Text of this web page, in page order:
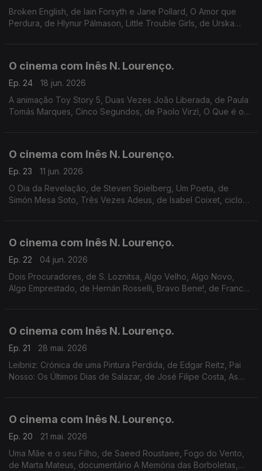
Broken English, de Iain Forsyth e Jane Pollard, O Amor que
Perdura, de Hlynur Pálmason, Little Trouble Girls, de Urska
O cinema com Inês N. Lourenço.
Ep. 24
18 jun. 2026
A animação Toy Story 5, Duas Vezes João Liberada, de Paula
Tomás Marques, Cinco Segundos, de Paolo Virzì, O Que é o
O cinema com Inês N. Lourenço.
Ep. 23
11 jun. 2026
O Dia da Revelação, de Steven Spielberg, Um Poeta, de
Simón Mesa Soto, Três Vezes Adeus, de Isabel Coixet, ciclo
O cinema com Inês N. Lourenço.
Ep. 22
04 jun. 2026
Dois Procuradores, de S. Loznitsa, Algo Velho, Algo Novo,
Algo Emprestado, de Hernán Rosselli, Bravo Bene!, de Franco
O cinema com Inês N. Lourenço.
Ep. 21
28 mai. 2026
Leibniz: Crónica de uma Pintura Perdida, de Edgar Reitz, Pai
Nosso: Os Últimos Dias de Salazar, de José Filipe Costa, As
O cinema com Inês N. Lourenço.
Ep. 20
21 mai. 2026
Uma Mãe e o seu Filho, de Saeed Roustaee, Fogo do Vento,
de Marta Mateus, documentário A Memória das Borboletas,